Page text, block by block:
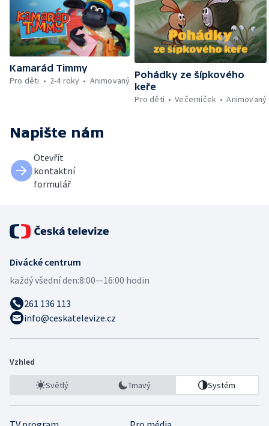
Kamarád Timmy
Pro děti
2-4 roky Animovaný
Pohádky ze šípkového
keře
Pro děti
Večerníček Animovaný
Napište nám
Otevřít
kontaktní
formulář
Divácké centrum
každý všední den:8:00—16:00 hodin
261 136 113
info@ceskatelevize.cz
Vzhled
Světlý Tmavý Systém